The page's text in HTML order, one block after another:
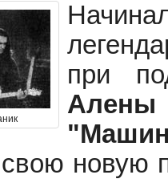
при
свою новую